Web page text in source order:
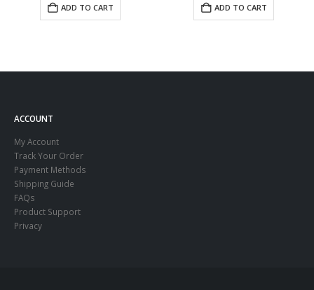
ADD TO CART ADD TO CART
ACCOUNT
My Account
Track Your Order
Payment Methods
Shipping Guide
FAQs
Product Support
Privacy